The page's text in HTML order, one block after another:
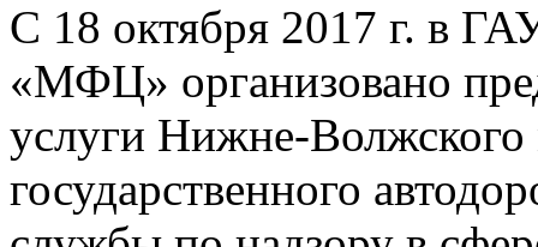
С 18 октября 2017 г. в
«МФЦ» организовано
услуги Нижне-Волжского
государственного